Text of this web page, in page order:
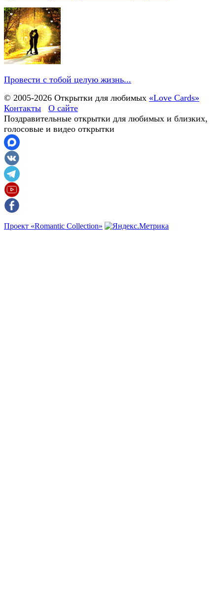
Провести с тобой целую жизнь...
© 2005-2026 Открытки для любимых «Love Cards»
Контакты
О сайте
Поздравительные открытки для любимых и близких,
голосовые и видео открытки
Проект «Romantic Collection»